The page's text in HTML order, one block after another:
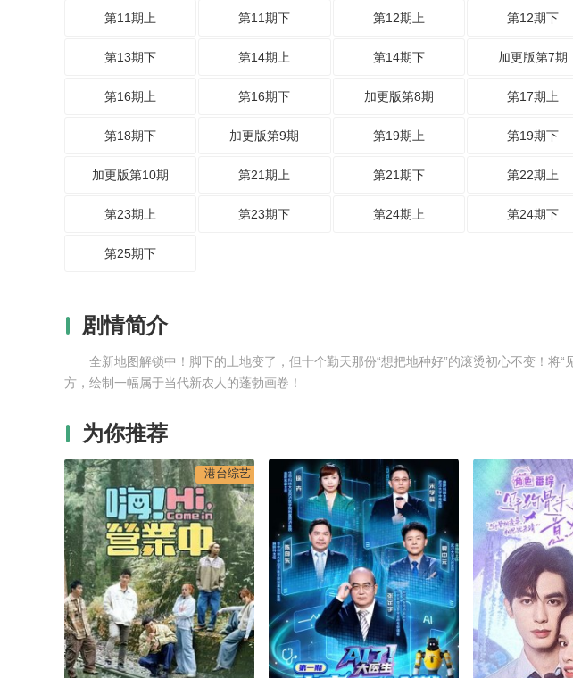
第11期上 第11期下 第12期上 第12期下
第13期下 第14期上 第14期下 加更版第7期
第16期上 第16期下 加更版第8期 第17期上
第18期下 加更版第9期 第19期上 第19期下
加更版第10期 第21期上 第21期下 第22期上
第23期上 第23期下 第24期上 第24期下
第25期下
剧情简介
全新地图解锁中！脚下的土地变了，但十个勤天那份“想把地种好”的滚烫初心不变！将
方，绘制一幅属于当代新农人的蓬勃画卷！
为你推荐
港台综艺